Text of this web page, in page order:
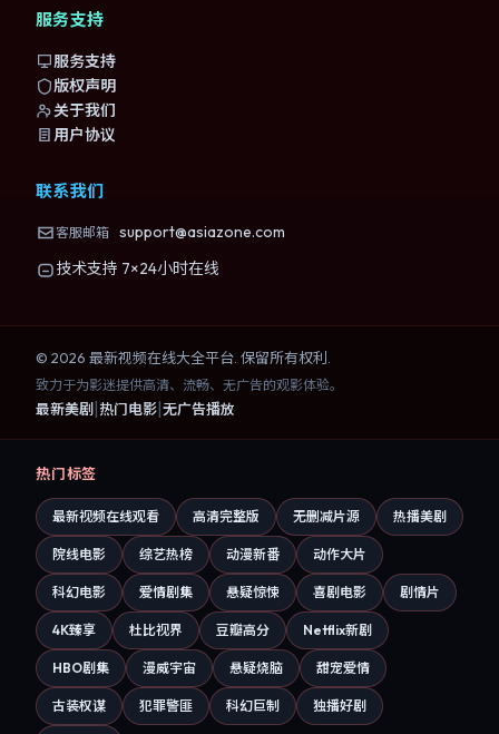
服务支持
服务支持
版权声明
关于我们
用户协议
联系我们
客服邮箱 support@asiazone.com
技术支持 7×24小时在线
© 2026 最新视频在线大全平台. 保留所有权利.
致力于为影迷提供高清、流畅、无广告的观影体验。
最新美剧 |热门电影|无广告播放
热门标签
最新视频在线观看 高清完整版 无删减片源 热播美剧
院线电影 综艺热榜 动漫新番 动作大片
科幻电影 爱情剧集 悬疑惊悚 喜剧电影 剧情片
4K臻享 杜比视界 豆瓣高分 Netflix新剧
HBO剧集 漫威宇宙 悬疑烧脑 甜宠爱情
古装权谋 犯罪警匪 科幻巨制 独播好剧